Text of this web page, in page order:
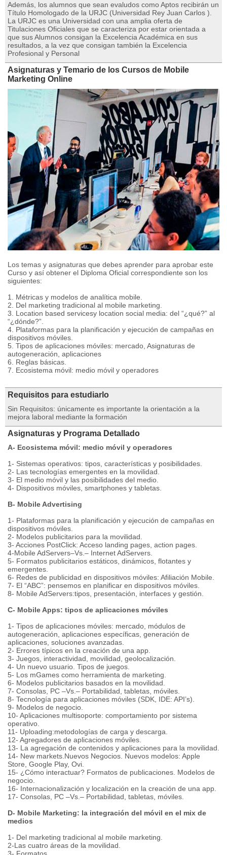
Además, los alumnos que sean evaludos como Aptos recibirán un
Título Homologado de la URJC (Universidad Rey Juan Carlos ).
La URJC es una Universidad con una amplia oferta de
Titulaciones Oficiales que se caracteriza por estar orientada a
que sus Alumnos consigan la Excelencia Académica en sus
resultados, a la vez que consigan también la Excelencia
Profesional y Personal
Asignaturas y Temario de los Cursos de Mobile
Marketing Online
Los temas y asignaturas que debes aprender para aprobar este
Curso y así obtener el Diploma Oficial correspondiente son los
siguientes:
1. Métricas y modelos de analítica mobile.
2. Del marketing tradicional al mobile marketing.
3. Location based servicesy location social media: del “¿qué?” al
“¿dónde?”.
4. Plataformas para la planificación y ejecución de campañas en
dispositivos móviles.
5. Tipos de aplicaciones móviles: mercado, Asignaturas de
autogeneración, aplicaciones
6. Reglas básicas.
7. Ecosistema móvil: medio móvil y operadores
Requisitos para estudiarlo
Sin Requisitos: únicamente es importante la orientación a la
mejora laboral mediante la formación
Asignaturas y Programa Detallado
A- Ecosistema móvil: medio móvil y operadores
1- Sistemas operativos: tipos, características y posibilidades.
2- Las tecnologías emergentes en la movilidad.
3- El medio móvil y las posibilidades del medio.
4- Dispositivos móviles, smartphones y tabletas.
B- Mobile Advertising
1- Plataformas para la planificación y ejecución de campañas en
dispositivos móviles.
2- Modelos publicitarios para la movilidad.
3- Acciones PostClick: Acceso landing pages, action pages.
4-Mobile AdServers–Vs.– Internet AdServers.
5- Formatos publicitarios estáticos, dinámicos, flotantes y
emergentes.
6- Redes de publicidad en dispositivos móviles: Afiliación Mobile.
7- El “ABC”: pensemos en planificar en dispositivos móviles.
8- Mobile AdServers:tipos, presentación, interfaces y gestión.
C- Mobile Apps: tipos de aplicaciones móviles
1- Tipos de aplicaciones móviles: mercado, módulos de
autogeneración, aplicaciones específicas, generación de
aplicaciones, soluciones avanzadas.
2- Errores típicos en la creación de una app.
3- Juegos, interactividad, movilidad, geolocalización.
4- Un nuevo usuario. Tipos de juegos.
5- Los mGames como herramienta de marketing.
6- Modelos publicitarios basados en la movilidad.
7- Consolas, PC –Vs.– Portabilidad, tabletas, móviles.
8- Tecnología para aplicaciones móviles (SDK, IDE: API’s).
9- Modelos de negocio.
10- Aplicaciones multisoporte: comportamiento por sistema
operativo.
11- Uploading:metodologías de carga y descarga.
12- Agregadores de aplicaciones móviles.
13- La agregación de contenidos y aplicaciones para la movilidad.
14- New markets.Nuevos Negocios. Nuevos modelos: Apple
Store, Google Play, Ovi.
15- ¿Cómo interactuar? Formatos de publicaciones. Modelos de
negocio.
16- Internacionalización y localización en la creación de una app.
17- Consolas, PC –Vs.– Portabilidad, tabletas, móviles.
D- Mobile Marketing: la integración del móvil en el mix de
medios
1- Del marketing tradicional al mobile marketing.
2-Las cuatro áreas de la movilidad.